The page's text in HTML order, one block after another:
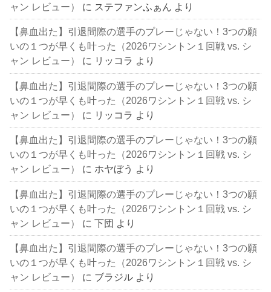
ャン レビュー）
に ステファンふぁん より
【鼻血出た】引退間際の選手のプレーじゃない！3つの願
いの１つが早くも叶った（2026ワシントン１回戦 vs. シ
ャン レビュー）
に リッコラ より
【鼻血出た】引退間際の選手のプレーじゃない！3つの願
いの１つが早くも叶った（2026ワシントン１回戦 vs. シ
ャン レビュー）
に リッコラ より
【鼻血出た】引退間際の選手のプレーじゃない！3つの願
いの１つが早くも叶った（2026ワシントン１回戦 vs. シ
ャン レビュー）
に ホヤぼう より
【鼻血出た】引退間際の選手のプレーじゃない！3つの願
いの１つが早くも叶った（2026ワシントン１回戦 vs. シ
ャン レビュー）
に下団 より
【鼻血出た】引退間際の選手のプレーじゃない！3つの願
いの１つが早くも叶った（2026ワシントン１回戦 vs. シ
ャン レビュー）
に ブラジル より